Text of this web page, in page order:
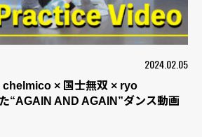
2024.02.05
chelmico × 国士無双 × ryo
“AGAIN AND AGAIN”ダンス動画